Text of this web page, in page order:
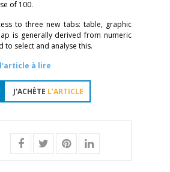
of 100.
to three new tabs: table, graphic
is generally derived from numeric
to select and analyse this.
à lire
J'ACHÈTE L'ARTICLE